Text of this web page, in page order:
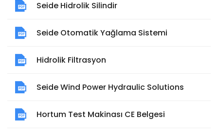
Seide Hidrolik Silindir
Seide Otomatik Yağlama Sistemi
Hidrolik Filtrasyon
Seide Wind Power Hydraulic Solutions
Hortum Test Makinası CE Belgesi